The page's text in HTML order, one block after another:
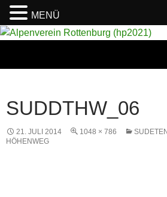
SUDDTHW_06
21. JULI 2014 1048 × 786
HÖHENWEG
MENÜ